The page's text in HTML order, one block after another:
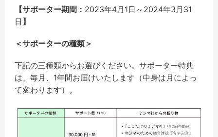
【サポーター期間： 2023年4月1日～2024年3月31
日 】
＜サポーターの種類＞
下記の三種類からお選びください。サポーター特典
は、毎月、1年間お届けいたします（中身は月によっ
て変わります）。